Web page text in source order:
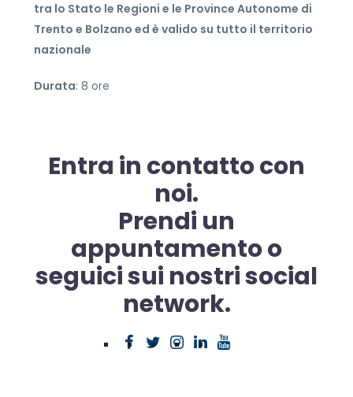
tra lo Stato le Regioni e le Province Autonome di
Trento e Bolzano ed è valido su tutto il territorio
nazionale
Durata: 8 ore
Entra in contatto con
noi.
Prendi un
appuntamento o
seguici sui nostri social
network.